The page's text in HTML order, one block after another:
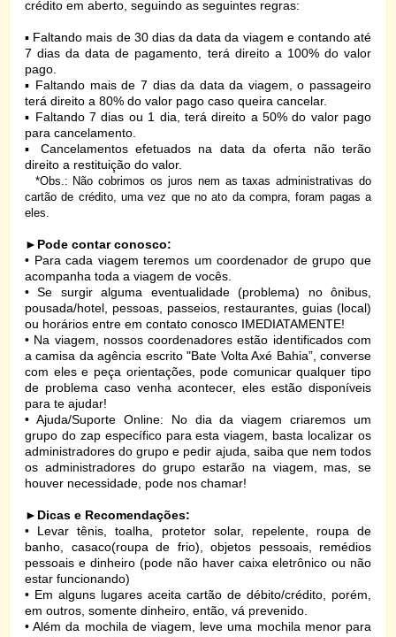
crédito em aberto, seguindo as seguintes regras:
▪ Faltando mais de 30 dias da data da viagem e contando até
7 dias da data de pagamento, terá direito a 100% do valor
pago.
▪ Faltando mais de 7 dias da data da viagem, o passageiro
terá direito a 80% do valor pago caso queira cancelar.
▪ Faltando 7 dias ou 1 dia, terá direito a 50% do valor pago
para cancelamento.
▪ Cancelamentos efetuados na data da oferta não terão
direito a restituição do valor.
*Obs.: Não cobrimos os juros nem as taxas administrativas do
cartão de crédito, uma vez que no ato da compra, foram pagas a
eles.
► Pode contar conosco:
• Para cada viagem teremos um coordenador de grupo que
acompanha toda a viagem de vocês.
• Se surgir alguma eventualidade (problema) no ônibus,
pousada/hotel, pessoas, passeios, restaurantes, guias (local)
ou horários entre em contato conosco IMEDIATAMENTE!
• Na viagem, nossos coordenadores estão identificados com
a camisa da agência escrito "Bate Volta Axé Bahia”, converse
com eles e peça orientações, pode comunicar qualquer tipo
de problema caso venha acontecer, eles estão disponíveis
para te ajudar!
• Ajuda/Suporte Online: No dia da viagem criaremos um
grupo do zap específico para esta viagem, basta localizar os
administradores do grupo e pedir ajuda, saiba que nem todos
os administradores do grupo estarão na viagem, mas, se
houver necessidade, pode nos chamar!
► Dicas e Recomendações:
• Levar tênis, toalha, protetor solar, repelente, roupa de
banho, casaco(roupa de frio), objetos pessoais, remédios
pessoais e dinheiro (pode não haver caixa eletrônico ou não
estar funcionando)
• Em alguns lugares aceita cartão de débito/crédito, porém,
em outros, somente dinheiro, então, vá prevenido.
• Além da mochila de viagem, leve uma mochila menor para